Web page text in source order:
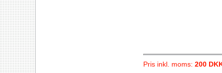
Pris inkl. moms: 200